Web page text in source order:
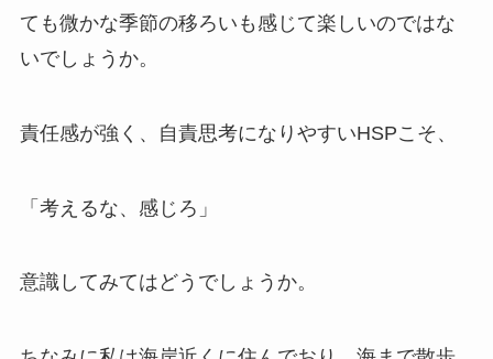
ても微かな季節の移ろいも感じて楽しいのではな
いでしょうか。
責任感が強く、自責思考になりやすいHSPこそ、
「考えるな、感じろ」
意識してみてはどうでしょうか。